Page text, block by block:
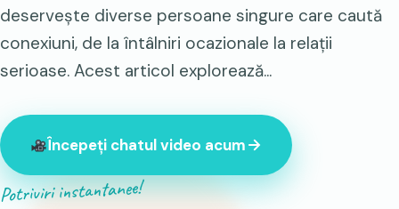
deservește diverse persoane singure care caută
conexiuni, de la întâlniri ocazionale la relații
serioase. Acest articol explorează...
Începeți chatul video acum
Potriviri instantanee!